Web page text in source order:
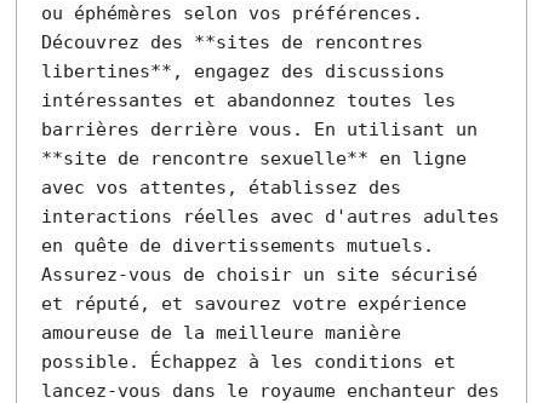
ou éphémères selon vos préférences.
Découvrez des **sites de rencontres
libertines**, engagez des discussions
intéressantes et abandonnez toutes les
barrières derrière vous. En utilisant un
**site de rencontre sexuelle** en ligne
avec vos attentes, établissez des
interactions réelles avec d'autres adultes
en quête de divertissements mutuels.
Assurez-vous de choisir un site sécurisé
et réputé, et savourez votre expérience
amoureuse de la meilleure manière
possible. Échappez à les conditions et
lancez-vous dans le royaume enchanteur des